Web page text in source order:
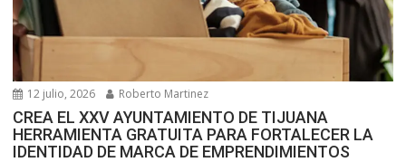
12 julio, 2026 Roberto Martinez
CREA EL XXV AYUNTAMIENTO DE TIJUANA
HERRAMIENTA GRATUITA PARA FORTALECER LA
IDENTIDAD DE MARCA DE EMPRENDIMIENTOS